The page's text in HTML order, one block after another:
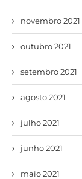
novembro 2021
outubro 2021
setembro 2021
agosto 2021
julho 2021
junho 2021
maio 2021